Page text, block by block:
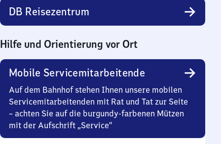
DB Reisezentrum
Hilfe und Orientierung vor Ort
Mobile Servicemitarbeitende
Auf dem Bahnhof stehen Ihnen unsere mobilen
Servicemitarbeitenden mit Rat und Tat zur Seite
– achten Sie auf die burgundy-farbenen Mützen
mit der Aufschrift „Service“